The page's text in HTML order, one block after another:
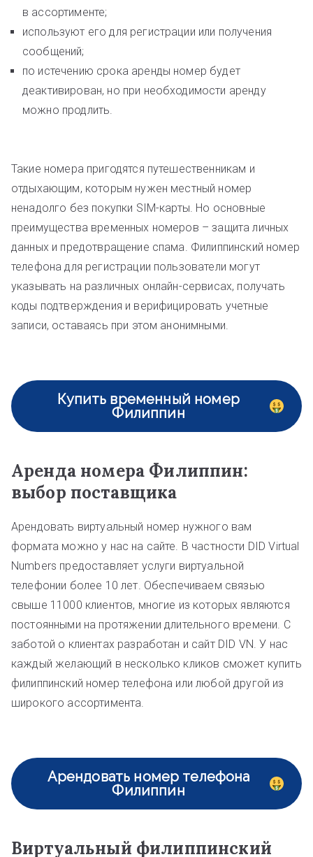
в ассортименте;
используют его для регистрации или получения
сообщений;
по истечению срока аренды номер будет
деактивирован, но при необходимости аренду
можно продлить.
Такие номера пригодятся путешественникам и
отдыхающим, которым нужен местный номер
ненадолго без покупки SIM-карты. Но основные
преимущества временных номеров – защита личных
данных и предотвращение спама. Филиппинский номер
телефона для регистрации пользователи могут
указывать на различных онлайн-сервисах, получать
коды подтверждения и верифицировать учетные
записи, оставаясь при этом анонимными.
Купить временный номер
Филиппин
Аренда номера Филиппин:
выбор поставщика
Арендовать виртуальный номер нужного вам
формата можно у нас на сайте. В частности DID Virtual
Numbers предоставляет услуги виртуальной
телефонии более 10 лет. Обеспечиваем связью
свыше 11000 клиентов, многие из которых являются
постоянными на протяжении длительного времени. С
заботой о клиентах разработан и сайт DID VN. У нас
каждый желающий в несколько кликов сможет купить
филиппинский номер телефона или любой другой из
широкого ассортимента.
Арендовать номер телефона
Филиппин
Виртуальный филиппинский